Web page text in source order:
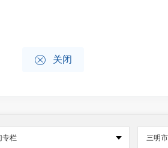
 关闭
专栏 三明